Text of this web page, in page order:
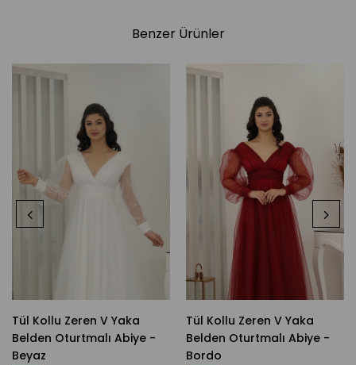
Benzer Ürünler
Tül Kollu Zeren V Yaka
Belden Oturtmalı Abiye -
Beyaz
Tül Kollu Zeren V Yaka
Belden Oturtmalı Abiye -
Bordo